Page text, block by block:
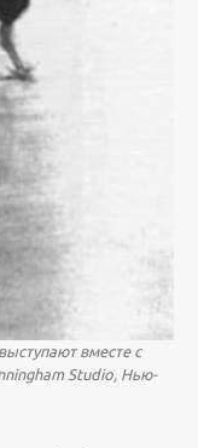
вместе с
Studio, Нью-